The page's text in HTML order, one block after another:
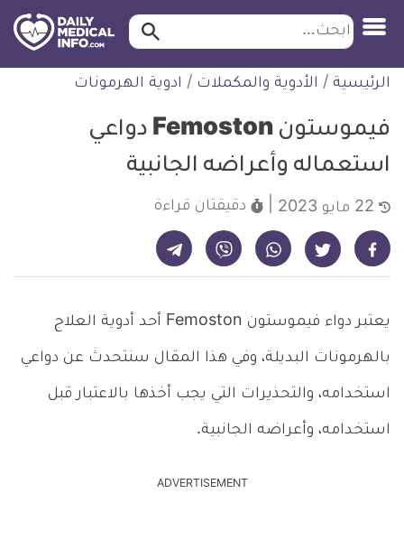
التخطي
للمحتوى
طبية
ابحث ابحث…
الرئيسية / الأدوية والمكملات / ادوية الهرمونات
فيموستون Femoston دواعي
استعماله وأعراضه الجانبية
دقيقتان قراءة
شارك على فيسبوك - ديلي ميديكال انفو شارك على تويتر - ديلي ميديكال انفو شارك على واتساب - ديلي ميديكال انفو شارك على فايبر - ديلي ميديكال انفو شارك على تيليجرام - ديلي ميديكال انفو
يعتبر دواء فيموستون Femoston أحد أدوية العلاج
بالهرمونات البديلة، وفي هذا المقال سنتحدث عن دواعي
استخدامه، والتحذيرات التي يجب أخذها بالاعتبار قبل
استخدامه، وأعراضه الجانبية.
ADVERTISEMENT